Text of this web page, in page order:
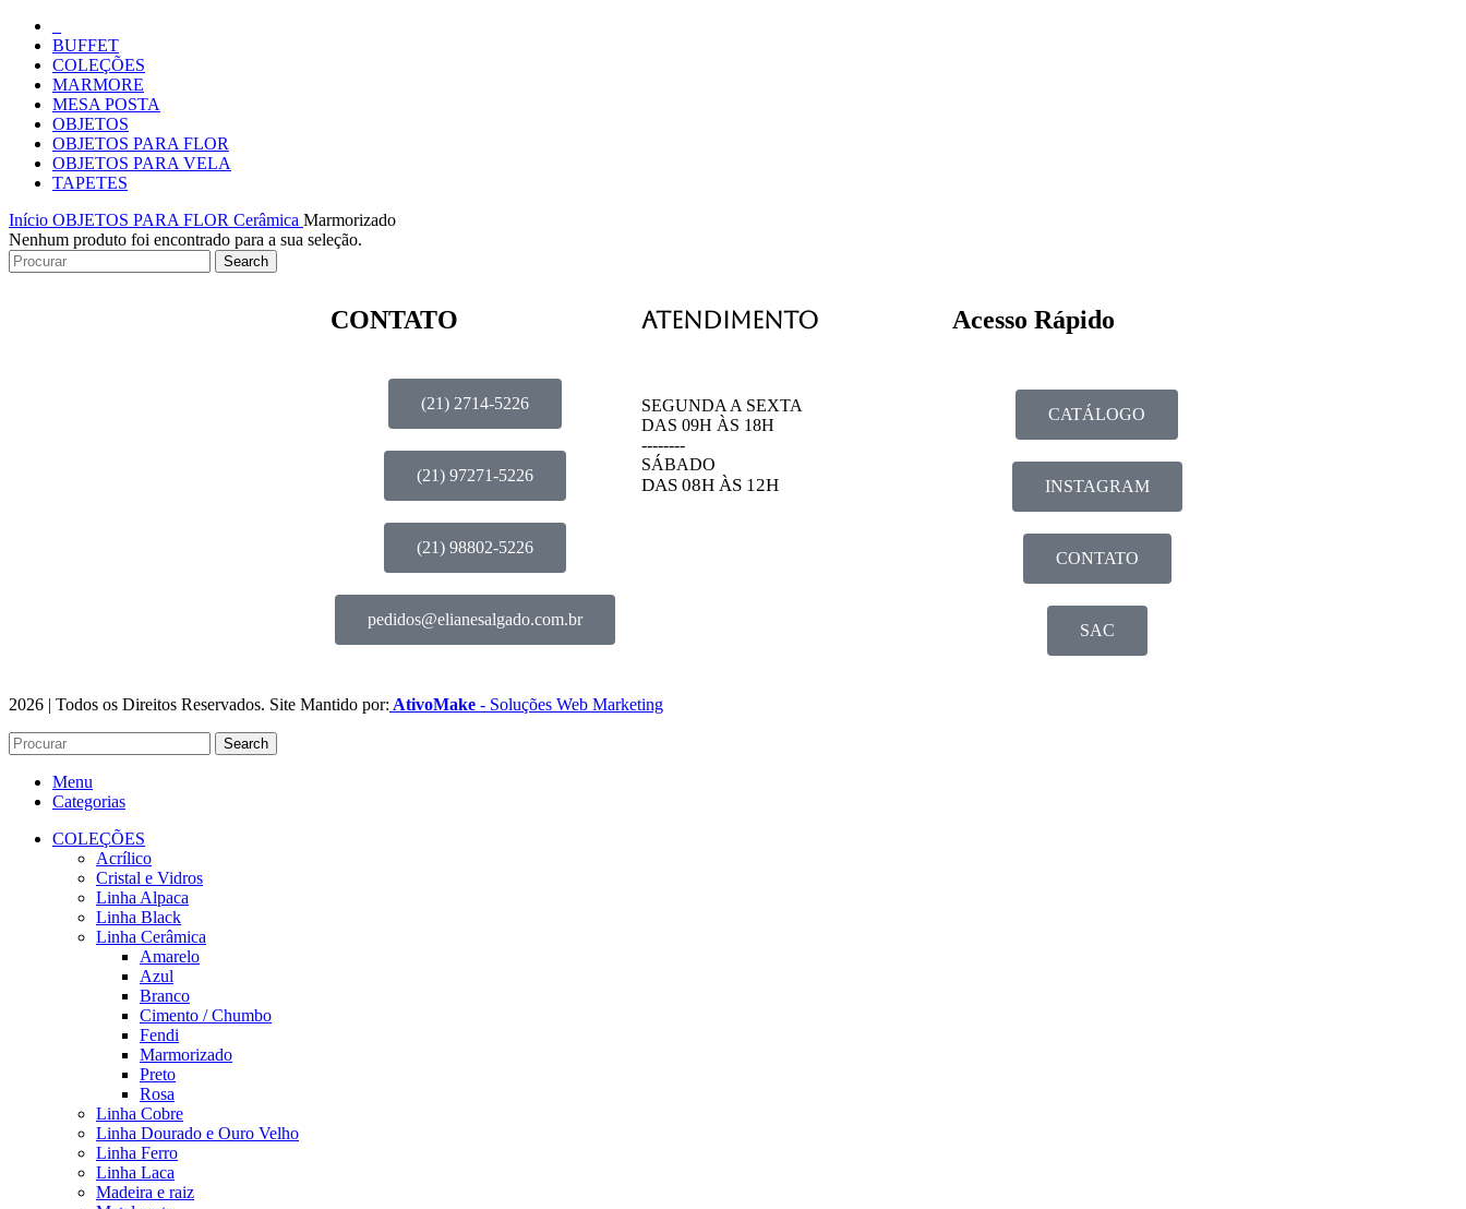
BUFFET
COLEÇÕES
MARMORE
MESA POSTA
OBJETOS
OBJETOS PARA FLOR
OBJETOS PARA VELA
TAPETES
Início OBJETOS PARA FLOR Cerâmica Marmorizado
Nenhum produto foi encontrado para a sua seleção.
Search
CONTATO
(21) 2714-5226
(21) 97271-5226
(21) 98802-5226
pedidos@elianesalgado.com.br
ATENDIMENTO
SEGUNDA A SEXTA
DAS 09H ÀS 18H
--------
SÁBADO
DAS 08H ÀS 12H
Acesso Rápido
CATÁLOGO
INSTAGRAM
CONTATO
SAC
2026 | Todos os Direitos Reservados. Site Mantido por: AtivoMake - Soluções Web Marketing
Search
Menu
Categorias
COLEÇÕES
Acrílico
Cristal e Vidros
Linha Alpaca
Linha Black
Linha Cerâmica
Amarelo
Azul
Branco
Cimento / Chumbo
Fendi
Marmorizado
Preto
Rosa
Linha Cobre
Linha Dourado e Ouro Velho
Linha Ferro
Linha Laca
Madeira e raiz